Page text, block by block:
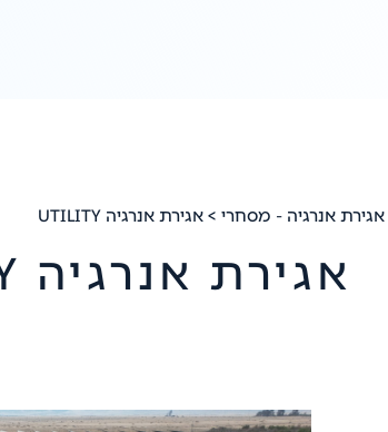
אגירת אנרגיה - מסחרי > אגירת אנרגיה UTILITY
אגירת אנרגיה UTILITY